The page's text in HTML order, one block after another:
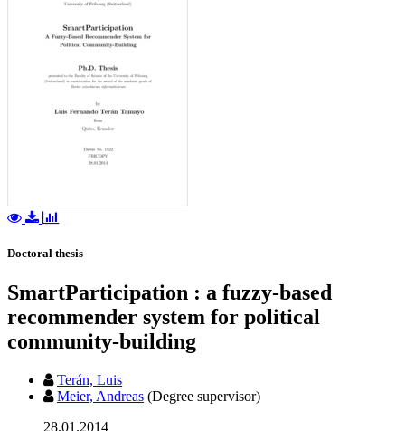
Doctoral thesis
SmartParticipation : a fuzzy-based
recommender system for political
community-building
Terán, Luis
Meier, Andreas (Degree supervisor)
28.01.2014